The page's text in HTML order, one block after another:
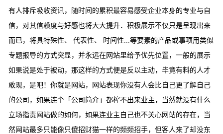
有人排斥吸收资讯，随时间的累积最容易感受企业本身的专业与自
信，对其信赖度与好感也将大大提升．积极展示不仅只是呈现出来
而已，将具特殊性、 代表性、 时间性...等要素的产品或事项用类似
专题报导的方式突显，并永远在网站里给予优先位置，一般的展示
如果说是处于被动，那这样的方式便是反以主动，毕竟有料的人才
敢现，是吧！你就是网站，网站表现你没有人会比自己更了解自己
的公司，如果连个「公司简介」都榨不出来业主，当然就没有什么
立场指责网站做的如何，如果连业主自己也不关心网站的存在，当
然网站最多只能像只傻招财猫一样的频频招手，但客人来了却没东